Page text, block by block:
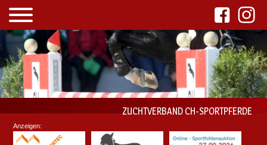
ZUCHTVERBAND CH-SPORTPFERDE
Anzeigen: